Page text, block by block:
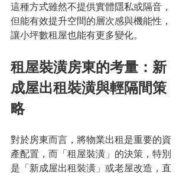
這種方式雖然不提供實體隱私或隔音，
但能有效提升空間的層次感與機能性，
讓小坪數租屋也能有更多變化。
租屋裝潢房東的考量：新
成屋出租裝潢與輕隔間策
略
對於房東而言，將物業出租是重要的資
產配置，而「租屋裝潢」的決策，特別
是「新成屋出租裝潢」或老屋改造，直